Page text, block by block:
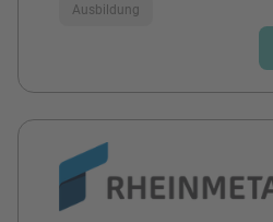
Ausbildung